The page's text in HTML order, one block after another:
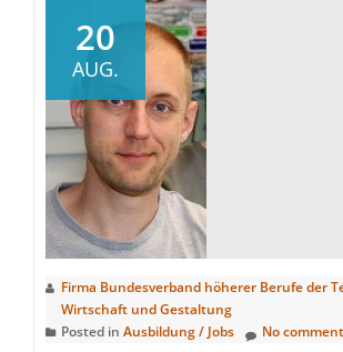
AWARD
2025
20
AUG.
Firma Bundesverband höherer Berufe der
Wirtschaft und Gestaltung
Posted in Ausbildung / Jobs No